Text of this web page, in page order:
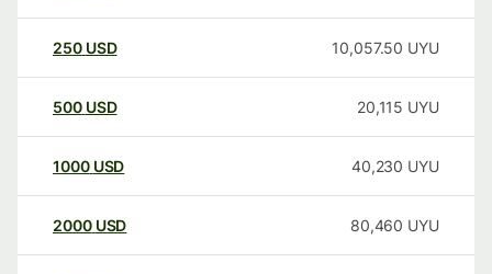
250 USD 10,057.50 UYU
500 USD 20,115 UYU
1000 USD 40,230 UYU
2000 USD 80,460 UYU